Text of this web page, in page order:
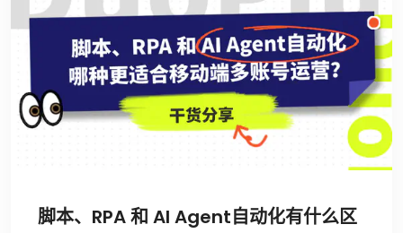
脚本、RPA 和 AI Agent自动化有什么区